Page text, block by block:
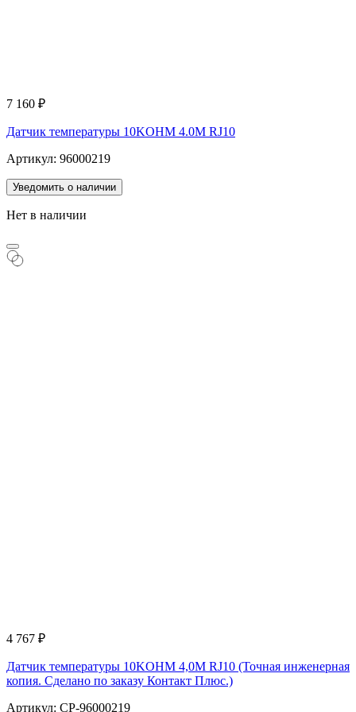
7 160 ₽
Датчик температуры 10KOHM 4.0M RJ10
Артикул: 96000219
Уведомить о наличии
Нет в наличии
4 767 ₽
Датчик температуры 10KOHM 4,0M RJ10 (Точная инженерная
копия. Cделано по заказу Контакт Плюс.)
Артикул: CP-96000219